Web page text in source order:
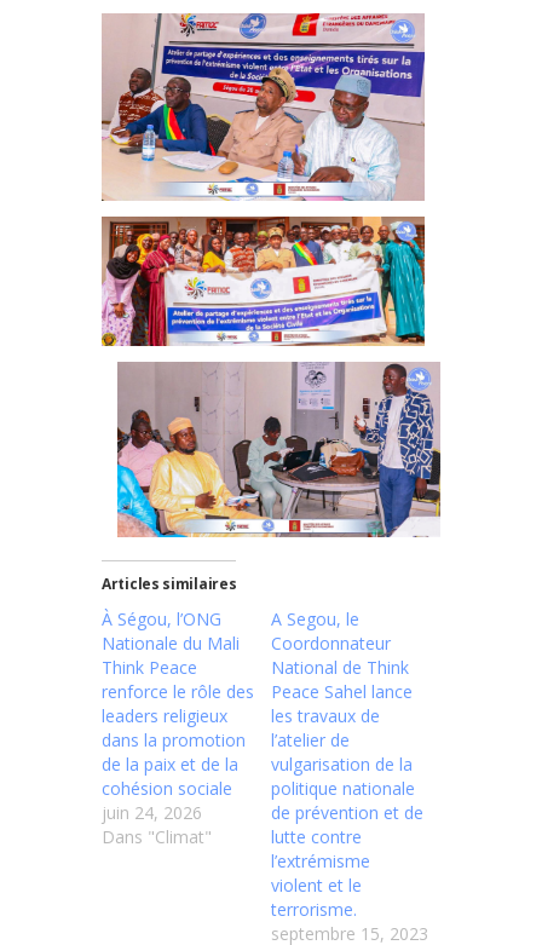
Articles similaires
À Ségou, l’ONG
Nationale du Mali
Think Peace
renforce le rôle des
leaders religieux
dans la promotion
de la paix et de la
cohésion sociale
juin 24, 2026
Dans "Climat"
A Segou, le
Coordonnateur
National de Think
Peace Sahel lance
les travaux de
l’atelier de
vulgarisation de la
politique nationale
de prévention et de
lutte contre
l’extrémisme
violent et le
terrorisme.
septembre 15, 2023